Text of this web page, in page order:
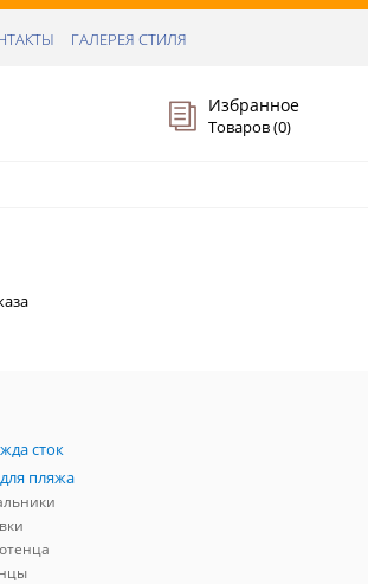
ГАЛЕРЕЯ СТИЛЯ
Избранное
Товаров (0)
сток
пляжа